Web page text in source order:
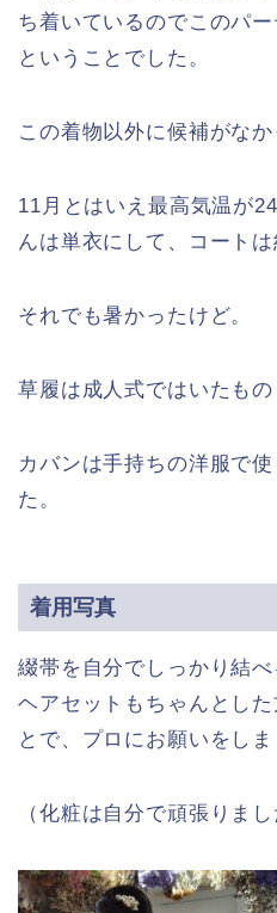
ち着いているのでこのパ
ということでした。
この着物以外に候補がな
11月とはいえ最高気温が
んは単衣にして、コートは
それでも暑かったけど。
草履は成人式ではいたもの
カバンは手持ちの洋服で
た。
着用写真
綴帯を自分でしっかり結べ
ヘアセットもちゃんとし
とで、プロにお願いをしま
（化粧は自分で頑張りまし